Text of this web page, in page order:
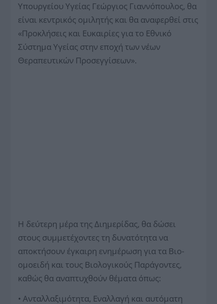
Υπουργείου Υγείας Γεώργιος Γιαννόπουλος, θα
είναι κεντρικός ομιλητής και θα αναφερθεί στις
«Προκλήσεις και Ευκαιρίες για το Εθνικό
Σύστημα Υγείας στην εποχή των νέων
Θεραπευτικών Προσεγγίσεων».
Η δεύτερη μέρα της Διημερίδας, θα δώσει
στους συμμετέχοντες τη δυνατότητα να
αποκτήσουν έγκαιρη ενημέρωση για τα Βιο-
ομοειδή και τους Βιολογικούς Παράγοντες,
καθώς θα αναπτυχθούν θέματα όπως:
• Ανταλλαξιμότητα, Εναλλαγή και αυτόματη